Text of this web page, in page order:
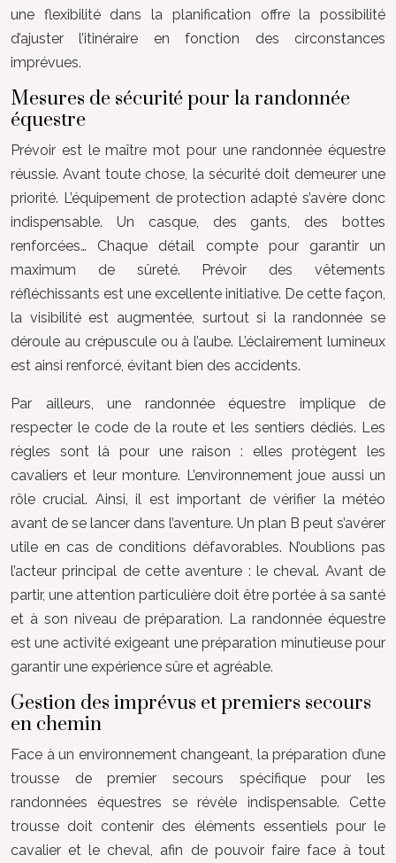
une flexibilité dans la planification offre la possibilité
d’ajuster l’itinéraire en fonction des circonstances
imprévues.
Mesures de sécurité pour la randonnée
équestre
Prévoir est le maître mot pour une randonnée équestre
réussie. Avant toute chose, la sécurité doit demeurer une
priorité. L’équipement de protection adapté s’avère donc
indispensable. Un casque, des gants, des bottes
renforcées… Chaque détail compte pour garantir un
maximum de sûreté. Prévoir des vêtements
réfléchissants est une excellente initiative. De cette façon,
la visibilité est augmentée, surtout si la randonnée se
déroule au crépuscule ou à l’aube. L’éclairement lumineux
est ainsi renforcé, évitant bien des accidents.
Par ailleurs, une randonnée équestre implique de
respecter le code de la route et les sentiers dédiés. Les
règles sont là pour une raison : elles protègent les
cavaliers et leur monture. L’environnement joue aussi un
rôle crucial. Ainsi, il est important de vérifier la météo
avant de se lancer dans l’aventure. Un plan B peut s’avérer
utile en cas de conditions défavorables. N’oublions pas
l’acteur principal de cette aventure : le cheval. Avant de
partir, une attention particulière doit être portée à sa santé
et à son niveau de préparation. La randonnée équestre
est une activité exigeant une préparation minutieuse pour
garantir une expérience sûre et agréable.
Gestion des imprévus et premiers secours
en chemin
Face à un environnement changeant, la préparation d’une
trousse de premier secours spécifique pour les
randonnées équestres se révèle indispensable. Cette
trousse doit contenir des éléments essentiels pour le
cavalier et le cheval, afin de pouvoir faire face à tout